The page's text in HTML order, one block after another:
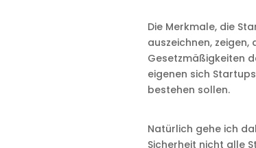
Die Merkmale, die
auszeichnen,
Gesetzmäßigkeiten
eigenen sich
bestehen sollen.
Natürlich gehe ich
Sicherheit nicht alle